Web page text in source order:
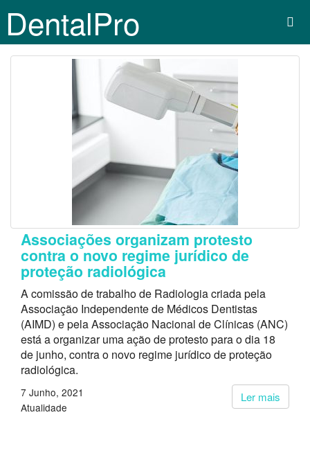
DentalPro
Associações organizam protesto
contra o novo regime jurídico de
proteção radiológica
A comissão de trabalho de Radiologia criada pela
Associação Independente de Médicos Dentistas
(AIMD) e pela Associação Nacional de Clínicas (ANC)
está a organizar uma ação de protesto para o dia 18
de junho, contra o novo regime jurídico de proteção
radiológica.
Ler mais
7 Junho, 2021
Atualidade